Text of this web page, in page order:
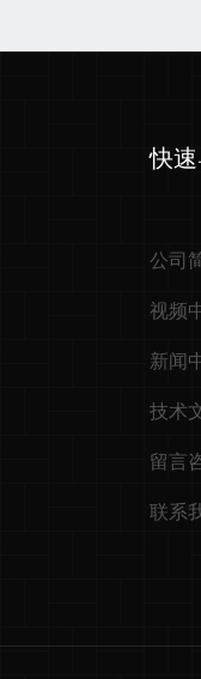
快
公司
视频
新闻
技术
留言
联系